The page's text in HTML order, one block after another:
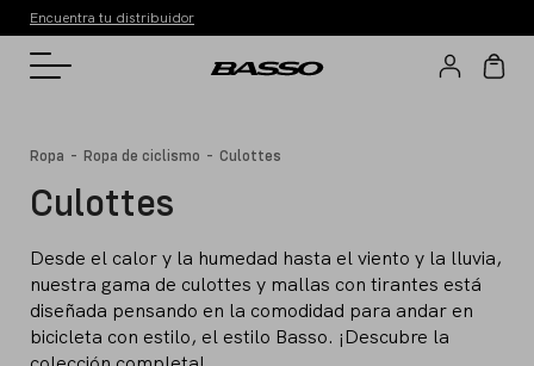
Encuentra tu distribuidor
Ropa - Ropa de ciclismo - Culottes
Culottes
Desde el calor y la humedad hasta el viento y la lluvia,
nuestra gama de culottes y mallas con tirantes está
diseñada pensando en la comodidad para andar en
bicicleta con estilo, el estilo Basso. ¡Descubre la